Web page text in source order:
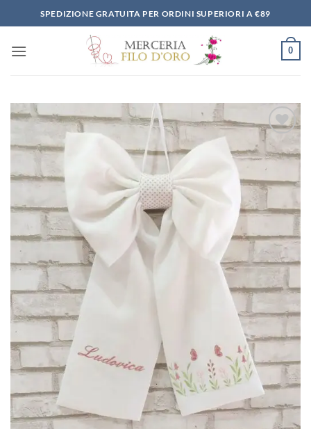
ai
SPEDIZIONE GRATUITA PER ORDINI SUPERIORI A €89
0
Aggiungi
alla lista
desideri